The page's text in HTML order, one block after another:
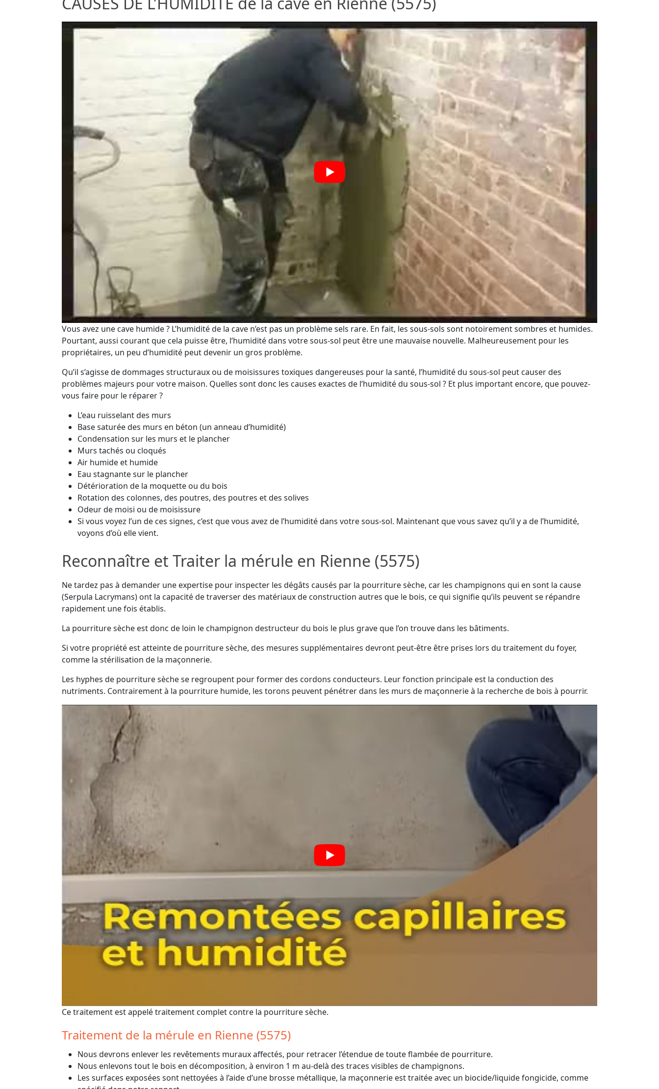
Vous avez une cave humide ? L’humidité de la cave n’est pas un problème sels rare. En fait, les sous-sols sont notoirement sombres et humides.
Pourtant, aussi courant que cela puisse être, l’humidité dans votre sous-sol peut être une mauvaise nouvelle. Malheureusement pour les
propriétaires, un peu d’humidité peut devenir un gros problème.
Qu’il s’agisse de dommages structuraux ou de moisissures toxiques dangereuses pour la santé, l’humidité du sous-sol peut causer des
problèmes majeurs pour votre maison. Quelles sont donc les causes exactes de l’humidité du sous-sol ? Et plus important encore, que pouvez-
vous faire pour le réparer ?
L’eau ruisselant des murs
Base saturée des murs en béton (un anneau d’humidité)
Condensation sur les murs et le plancher
Murs tachés ou cloqués
Air humide et humide
Eau stagnante sur le plancher
Détérioration de la moquette ou du bois
Rotation des colonnes, des poutres, des poutres et des solives
Odeur de moisi ou de moisissure
Si vous voyez l’un de ces signes, c’est que vous avez de l’humidité dans votre sous-sol. Maintenant que vous savez qu’il y a de l’humidité,
voyons d’où elle vient.
Reconnaître et Traiter la mérule en Rienne (5575)
Ne tardez pas à demander une expertise pour inspecter les dégâts causés par la pourriture sèche, car les champignons qui en sont la cause
(Serpula Lacrymans) ont la capacité de traverser des matériaux de construction autres que le bois, ce qui signifie qu’ils peuvent se répandre
rapidement une fois établis.
La pourriture sèche est donc de loin le champignon destructeur du bois le plus grave que l’on trouve dans les bâtiments.
Si votre propriété est atteinte de pourriture sèche, des mesures supplémentaires devront peut-être être prises lors du traitement du foyer,
comme la stérilisation de la maçonnerie.
Les hyphes de pourriture sèche se regroupent pour former des cordons conducteurs. Leur fonction principale est la conduction des
nutriments. Contrairement à la pourriture humide, les torons peuvent pénétrer dans les murs de maçonnerie à la recherche de bois à pourrir.
Ce traitement est appelé traitement complet contre la pourriture sèche.
Traitement de la mérule en Rienne (5575)
Nous devrons enlever les revêtements muraux affectés, pour retracer l’étendue de toute flambée de pourriture.
Nous enlevons tout le bois en décomposition, à environ 1 m au-delà des traces visibles de champignons.
Les surfaces exposées sont nettoyées à l’aide d’une brosse métallique, la maçonnerie est traitée avec un biocide/liquide fongicide, comme